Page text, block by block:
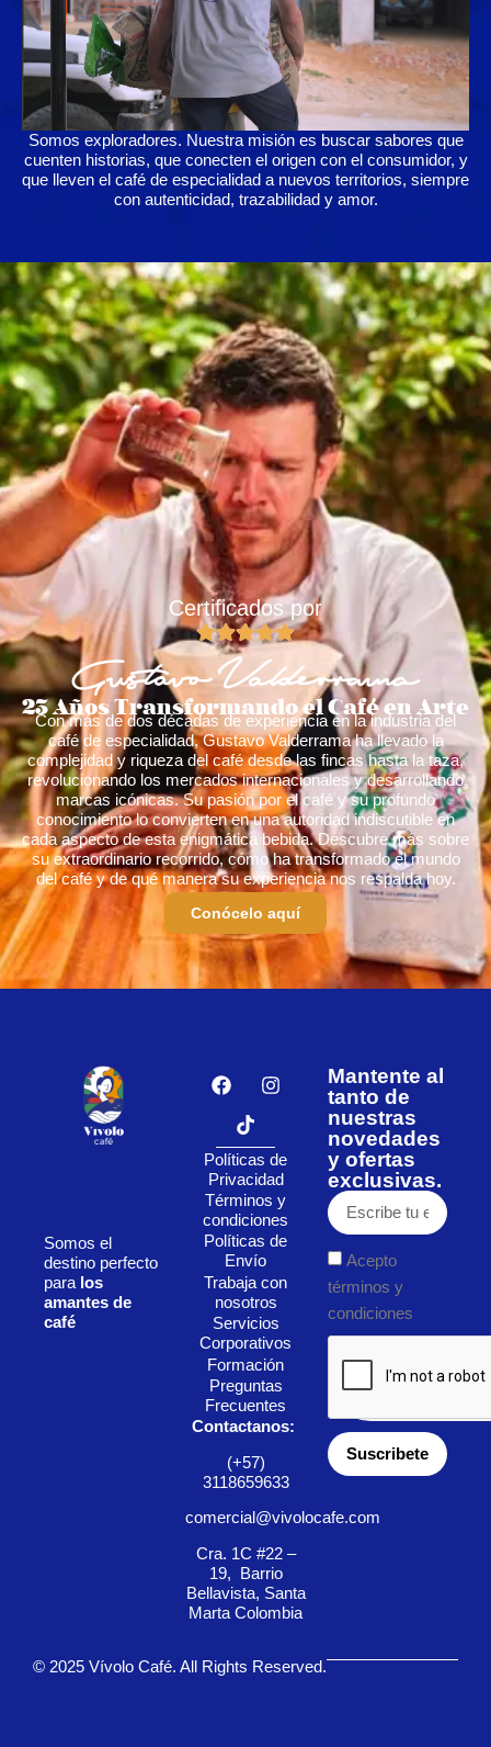
Somos exploradores. Nuestra misión es buscar sabores que
cuenten historias, que conecten el origen con el consumidor, y
que lleven el café de especialidad a nuevos territorios, siempre
con autenticidad, trazabilidad y amor.
Certificados por
23 Años Transformando el Café en Arte
Con más de dos décadas de experiencia en la industria del
café de especialidad, Gustavo Valderrama ha llevado la
complejidad y riqueza del café desde las fincas hasta la taza,
revolucionando los mercados internacionales y desarrollando
marcas icónicas. Su pasión por el café y su profundo
conocimiento lo convierten en una autoridad indiscutible en
cada aspecto de esta enigmática bebida. Descubre más sobre
su extraordinario recorrido, cómo ha transformado el mundo
del café y de qué manera su experiencia nos respalda hoy.
Conócelo aquí
Mantente al
tanto de
nuestras
novedades
y ofertas
exclusivas.
Acepto
términos y
condiciones
Suscribete
Políticas de
Privacidad
Términos y
condiciones
Políticas de
Envío
Trabaja con
nosotros
Servicios
Corporativos
Formación
Preguntas
Frecuentes
Contactanos:
(+57)
3118659633
comercial@vivolocafe.com
Cra. 1C #22 –
19, Barrio
Bellavista, Santa
Marta Colombia
Somos el
destino perfecto
para los
amantes de
café
© 2025 Vívolo Café. All Rights Reserved.